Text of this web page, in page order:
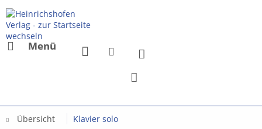
Menü
Übersicht Klavier solo